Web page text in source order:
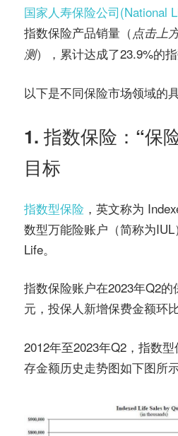
国家人寿保险公司(National
指数保险产品销量（ 点击上
测），累计达成了23.9%的
以下是不同保险市场领域的
1. 指数保险：“保
目标
指数型保险 ，英文称为
数型万能险账户（简称为
Life。
指数保险账户在2023年Q2
元，投保人新增保费金额环
2012年至2023年Q2，指数
存金额历史走势图如下图所